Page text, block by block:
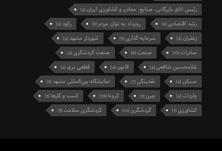
رئیس اتاق بازرگانی، صنایع، معادن و کشاورزی ایران(4)
رشد اقتصادی(6) رویداد به توان مردم(5) رکود(4)
زعفران(4) سرمایه گذاری(5) شهردار مشهد(4)
صادرات(13) صنعت(6) صنعت گردشگری(4)
غلامحسین شافعی(4) قانون(4) قطعی برق(4)
مسکن(4) نقدینگی(7) نمایشگاه بین‌المللی مشهد(3)
واردات(4) چین(3) کرونا (20) کسب و کارها (3)
کشاورزی(5) گردشگری(11) گردشگری سلامت(3)